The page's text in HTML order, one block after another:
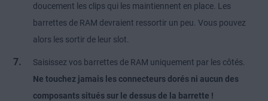
doucement les clips qui les maintiennent en place. Les
barrettes de RAM devraient ressortir un peu. Vous pouvez
alors les sortir de leur slot.
Saisissez vos barrettes de RAM uniquement par les côtés.
Ne touchez jamais les connecteurs dorés ni aucun des
composants situés sur le dessus de la barrette !